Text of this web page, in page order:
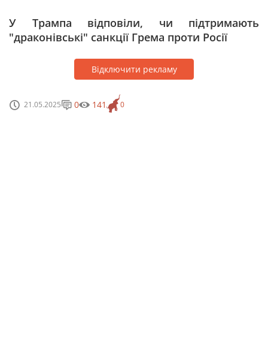
У Трампа відповіли, чи підтримають
"драконівські" санкції Грема проти Росії
Відключити рекламу
21.05.2025 0
0 141